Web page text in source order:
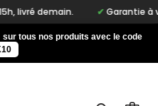
demain. Garantie à vie
sur tous nos produits avec le code